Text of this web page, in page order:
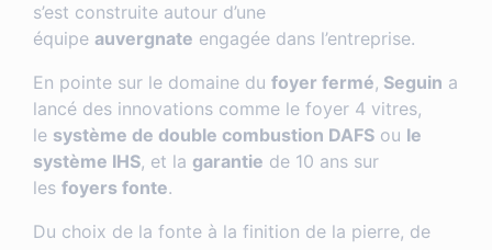
s’est construite autour d’une
équipe auvergnate engagée dans l’entreprise.
En pointe sur le domaine du foyer fermé, Seguin a
lancé des innovations comme le foyer 4 vitres,
le système de double combustion DAFS ou le
système IHS, et la garantie de 10 ans sur
les foyers fonte.
Du choix de la fonte à la finition de la pierre, de